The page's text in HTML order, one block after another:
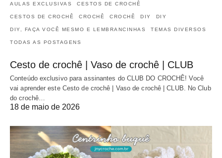
AULAS EXCLUSIVAS CESTOS DE CROCHÊ
CESTOS DE CROCHÊ CROCHÊ CROCHÊ DIY DIY
DIY, FAÇA VOCÊ MESMO E LEMBRANCINHAS TEMAS DIVERSOS
TODAS AS POSTAGENS
Cesto de crochê | Vaso de crochê | CLUB
Conteúdo exclusivo para assinantes do CLUB DO CROCHÊ! Você
vai aprender este Cesto de crochê | Vaso de crochê | CLUB. No Club
do crochê…
18 de maio de 2026